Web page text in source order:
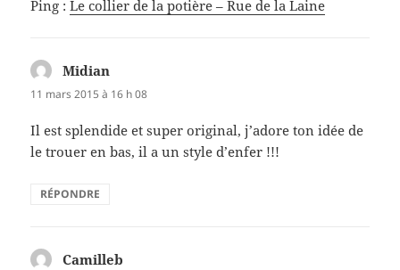
Ping :Le collier de la potière – Rue de la Laine
Midian
11 mars 2015 à 16 h 08
Il est splendide et super original, j’adore ton idée de
le trouer en bas, il a un style d’enfer !!!
RÉPONDRE
Camilleb